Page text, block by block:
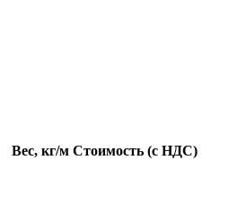
Вес, кг/м Стоимость (с НДС)